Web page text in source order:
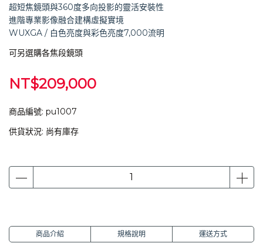
超短焦鏡頭與360度多向投影的靈活安裝性
進階專業影像融合建構虛擬實境
WUXGA / 白色亮度與彩色亮度7,000流明
可另選購各焦段鏡頭
NT$209,000
商品編號: pu1007
供貨狀況: 尚有庫存
商品介紹 規格說明 運送方式